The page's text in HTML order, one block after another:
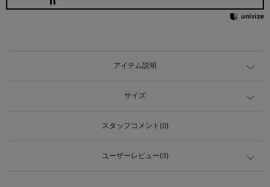
アイテム説明
サイズ
スタッフコメント(0)
ユーザーレビュー(3)